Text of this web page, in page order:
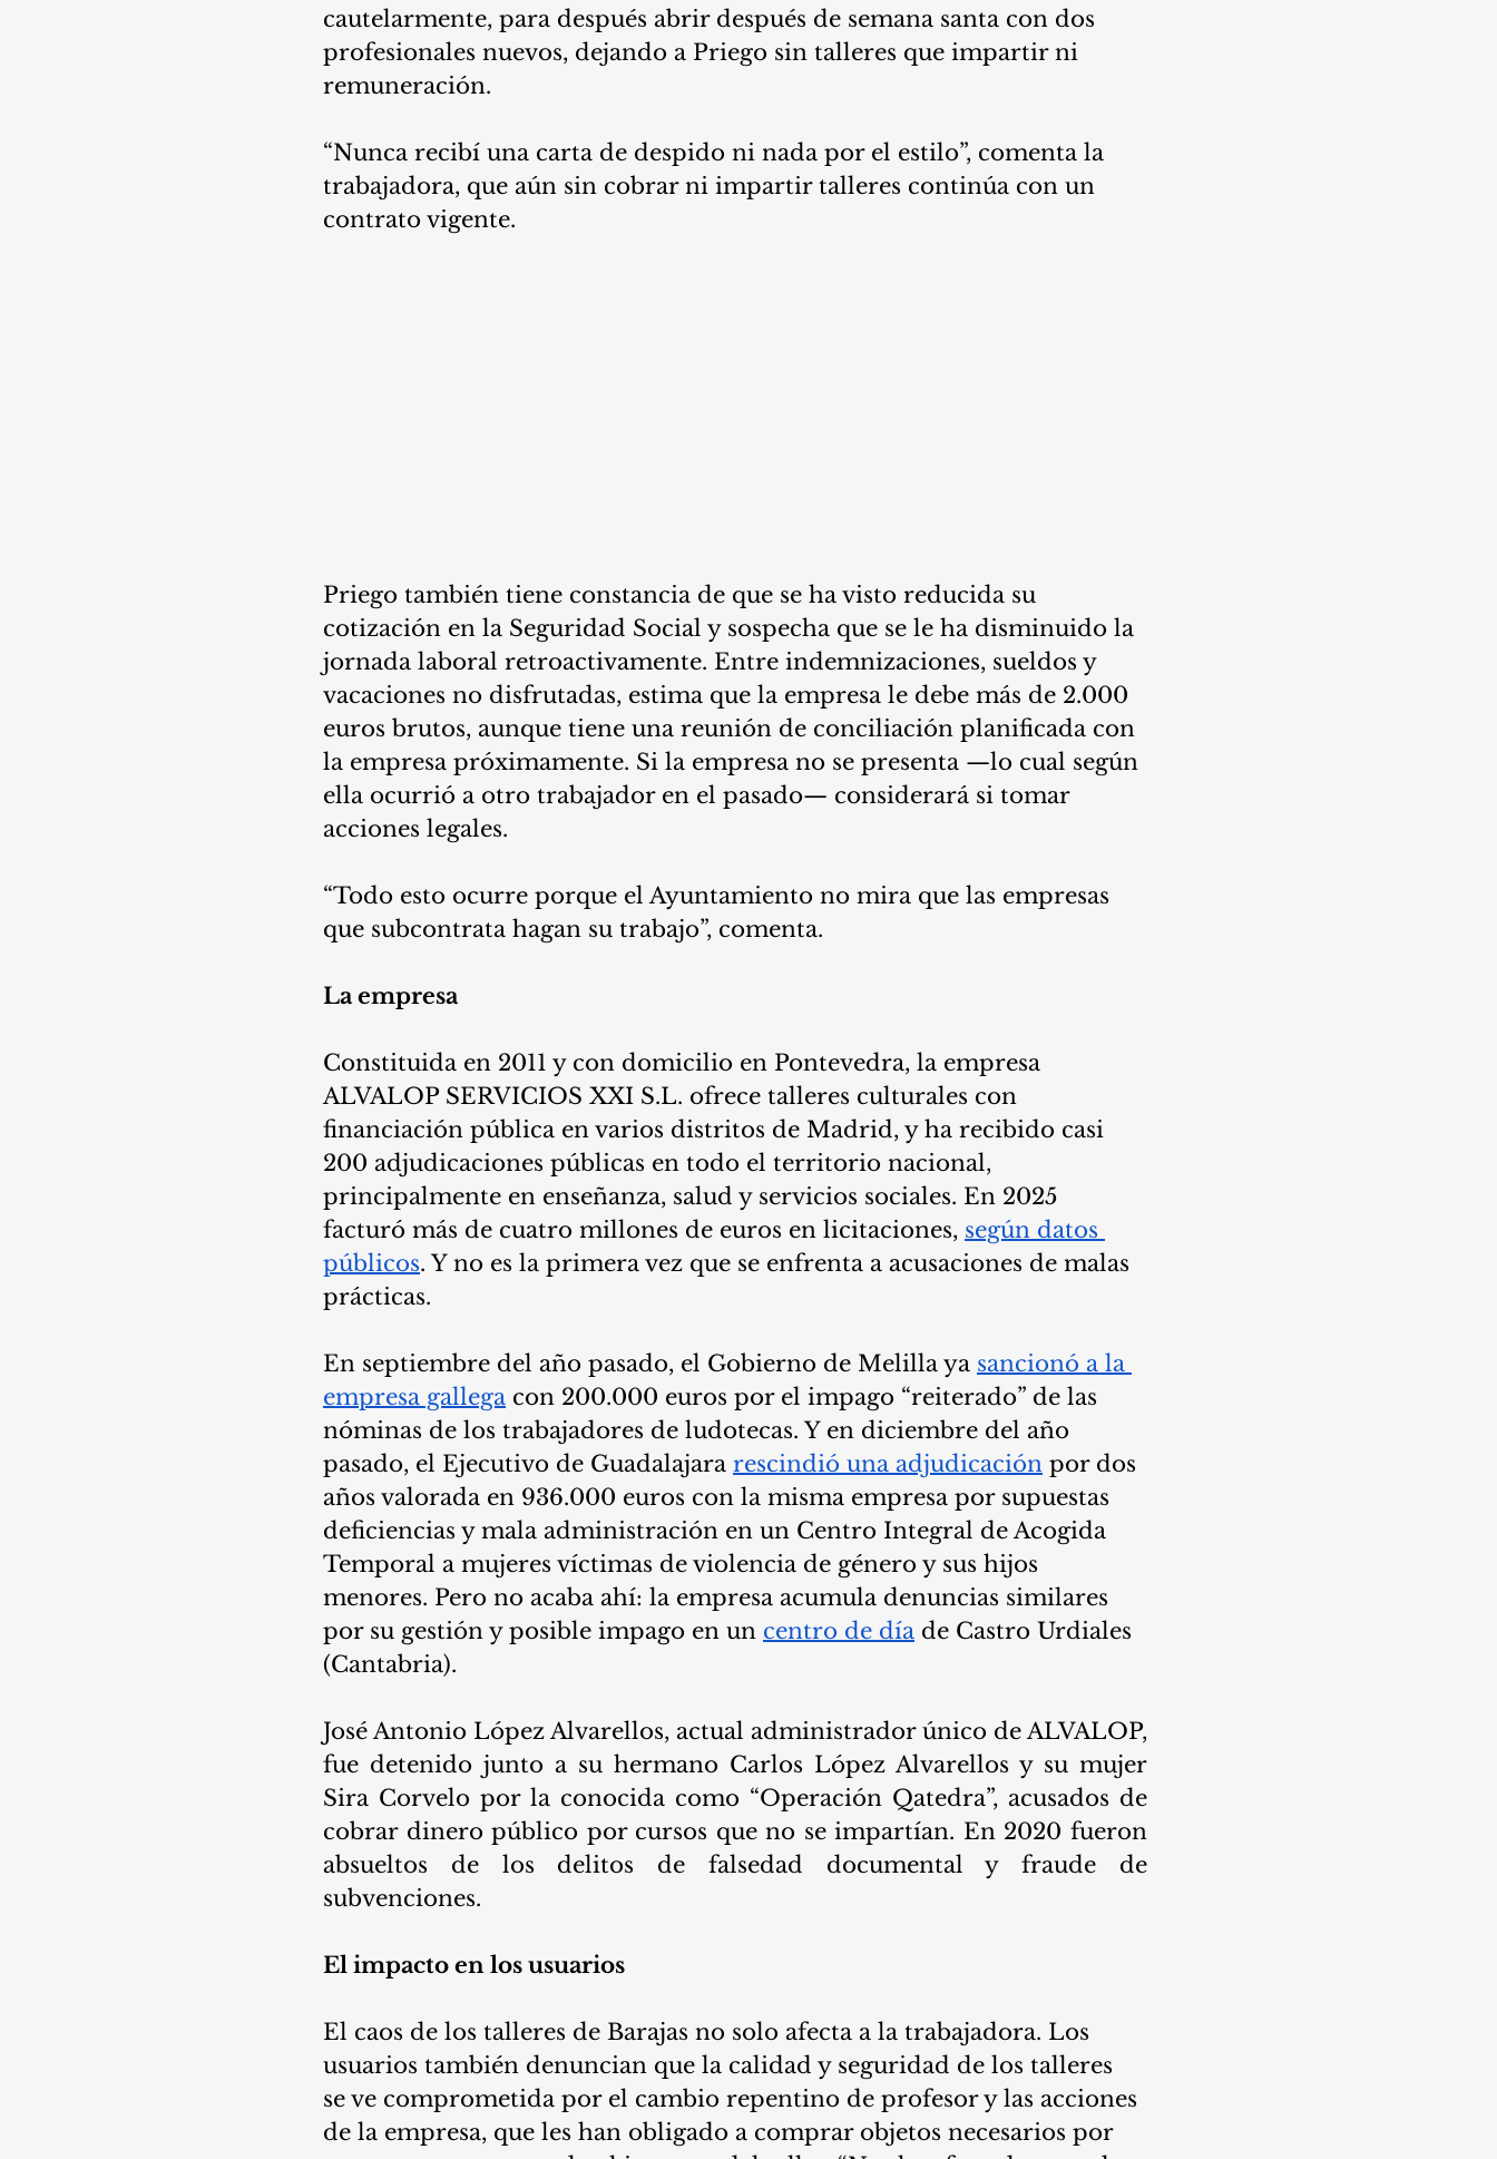
cautelarmente, para después abrir después de semana santa con dos
profesionales nuevos, dejando a Priego sin talleres que impartir ni
remuneración.
“Nunca recibí una carta de despido ni nada por el estilo”, comenta la
trabajadora, que aún sin cobrar ni impartir talleres continúa con un
contrato vigente.
Priego también tiene constancia de que se ha visto reducida su
cotización en la Seguridad Social y sospecha que se le ha disminuido la
jornada laboral retroactivamente. Entre indemnizaciones, sueldos y
vacaciones no disfrutadas, estima que la empresa le debe más de 2.000
euros brutos, aunque tiene una reunión de conciliación planificada con
la empresa próximamente. Si la empresa no se presenta —lo cual según
ella ocurrió a otro trabajador en el pasado— considerará si tomar
acciones legales.
“Todo esto ocurre porque el Ayuntamiento no mira que las empresas
que subcontrata hagan su trabajo”, comenta.
La empresa
Constituida en 2011 y con domicilio en Pontevedra, la empresa
ALVALOP SERVICIOS XXI S.L. ofrece talleres culturales con
financiación pública en varios distritos de Madrid, y ha recibido casi
200 adjudicaciones públicas en todo el territorio nacional,
principalmente en enseñanza, salud y servicios sociales. En 2025
facturó más de cuatro millones de euros en licitaciones, según datos
públicos. Y no es la primera vez que se enfrenta a acusaciones de malas
prácticas.
En septiembre del año pasado, el Gobierno de Melilla ya sancionó a la
empresa gallega con 200.000 euros por el impago “reiterado” de las
nóminas de los trabajadores de ludotecas. Y en diciembre del año
pasado, el Ejecutivo de Guadalajara rescindió una adjudicación por dos
años valorada en 936.000 euros con la misma empresa por supuestas
deficiencias y mala administración en un Centro Integral de Acogida
Temporal a mujeres víctimas de violencia de género y sus hijos
menores. Pero no acaba ahí: la empresa acumula denuncias similares
por su gestión y posible impago en un centro de día de Castro Urdiales
(Cantabria).
José Antonio López Alvarellos, actual administrador único de ALVALOP,
fue detenido junto a su hermano Carlos López Alvarellos y su mujer
Sira Corvelo por la conocida como “Operación Qatedra”, acusados de
cobrar dinero público por cursos que no se impartían. En 2020 fueron
absueltos de los delitos de falsedad documental y fraude de
subvenciones.
El impacto en los usuarios
El caos de los talleres de Barajas no solo afecta a la trabajadora. Los
usuarios también denuncian que la calidad y seguridad de los talleres
se ve comprometida por el cambio repentino de profesor y las acciones
de la empresa, que les han obligado a comprar objetos necesarios por